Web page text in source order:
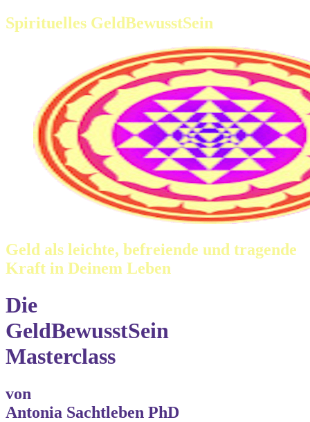
Spirituelles GeldBewusstSein
Geld als leichte, befreiende und tragende
Kraft in Deinem Leben
Die
GeldBewusstSein
Masterclass
von
Antonia Sachtleben PhD